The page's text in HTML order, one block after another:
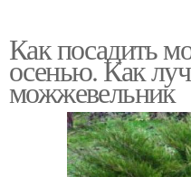
Как посадить
осенью. Как
можжевельник